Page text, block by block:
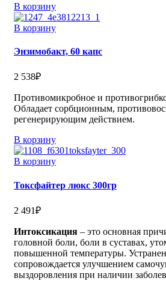
В корзину
В корзину
Энзимобакт, 60 капс
2 538₽
Противомикробное и
Обладает сорбционным,
регенерирующим действием.
В корзину
В корзину
Токсфайтер люкс 300гр
2 491₽
Интоксикация – это основная
головной боли, боли в суставах,
повышенной температуры.
сопровождается улучшением
выздоровления при наличии